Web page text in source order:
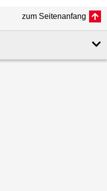
zum Seitenanfang